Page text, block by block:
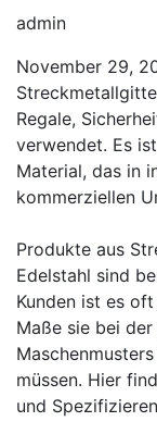
admin
November 29,
Regale,
verwendet. Es
Material, das in
kommerziellen
Produkte aus
Edelstahl sind
Kunden ist es
Maße sie bei
müssen. Hier
und